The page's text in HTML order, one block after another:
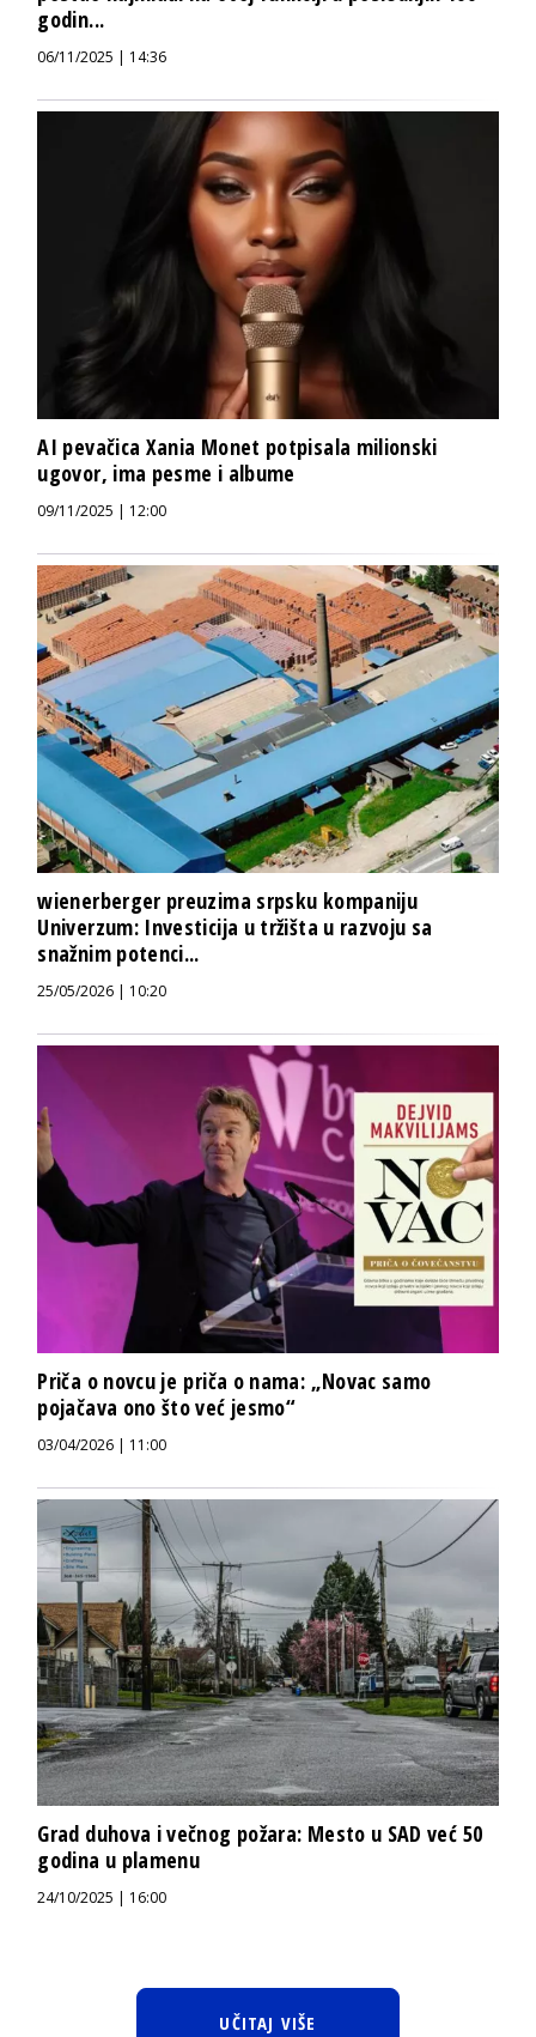
godin...
06/11/2025 | 14:36
AI pevačica Xania Monet potpisala milionski
ugovor, ima pesme i albume
09/11/2025 | 12:00
wienerberger preuzima srpsku kompaniju
Univerzum: Investicija u tržišta u razvoju sa
snažnim potenci...
25/05/2026 | 10:20
Priča o novcu je priča o nama: „Novac samo
pojačava ono što već jesmo“
03/04/2026 | 11:00
Grad duhova i večnog požara: Mesto u SAD već 50
godina u plamenu
24/10/2025 | 16:00
UČITAJ VIŠE